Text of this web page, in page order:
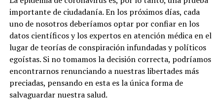
importante de ciudadanía. En los próximos días, cada
uno de nosotros deberíamos optar por confiar en los
datos científicos y los expertos en atención médica en el
lugar de teorías de conspiración infundadas y políticos
egoístas. Si no tomamos la decisión correcta, podríamos
encontrarnos renunciando a nuestras libertades más
preciadas, pensando en esta es la única forma de
salvaguardar nuestra salud.